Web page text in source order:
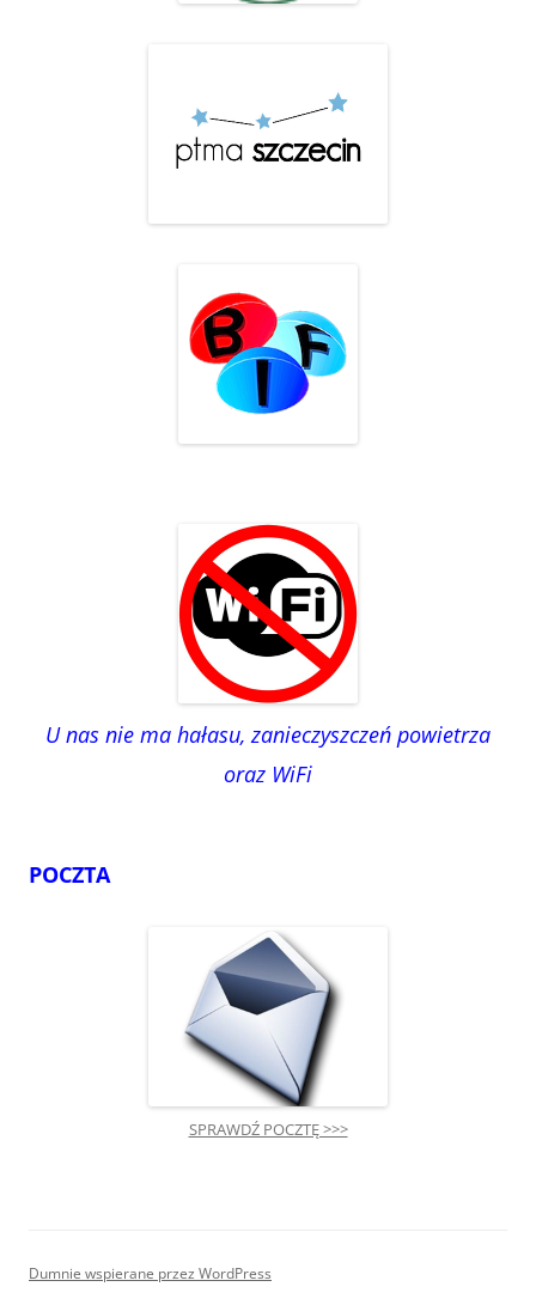
U nas nie ma hałasu, zanieczyszczeń powietrza
oraz WiFi
POCZTA
SPRAWDŹ POCZTĘ >>>
Dumnie wspierane przez WordPress